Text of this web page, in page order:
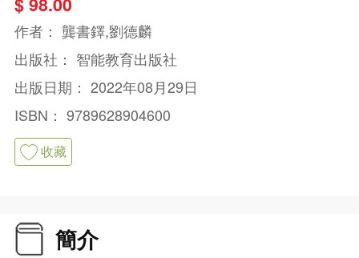
作者： 龔書鐸,劉德麟
出版社： 智能教育出版社
出版日期： 2022年08月29日
ISBN： 9789628904600
收藏
簡介